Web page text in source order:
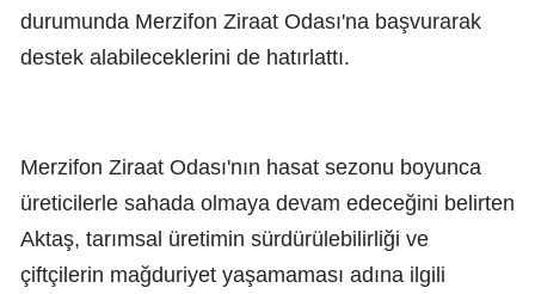
durumunda Merzifon Ziraat Odası'na başvurarak
destek alabileceklerini de hatırlattı.
Merzifon Ziraat Odası'nın hasat sezonu boyunca
üreticilerle sahada olmaya devam edeceğini belirten
Aktaş, tarımsal üretimin sürdürülebilirliği ve
çiftçilerin mağduriyet yaşamaması adına ilgili